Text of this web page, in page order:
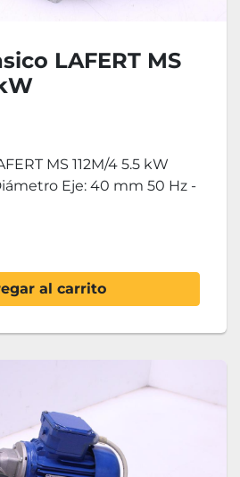
LAFERT MS
MS 112M/4 5.5 kW
Eje: 40 mm 50 Hz -
al carrito